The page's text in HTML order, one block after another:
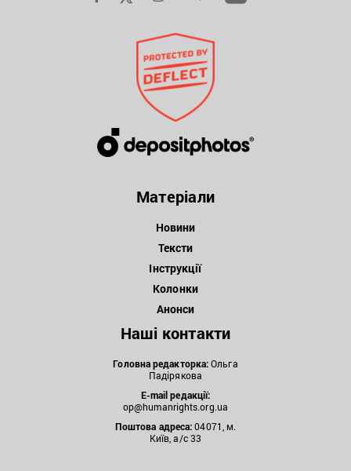
Матеріали
Новини
Тексти
Інструкції
Колонки
Анонси
Наші контакти
Головна редакторка:Ольга
Падірякова
E-mail редакції:
op@humanrights.org.ua
Поштова адреса:04071, м.
Київ, а/с 33